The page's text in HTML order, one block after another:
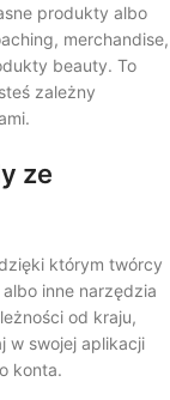
produkty albo
merchandise,
beauty. To
zależny
ze
którym twórcy
inne narzędzia
od kraju,
w swojej aplikacji
konta.